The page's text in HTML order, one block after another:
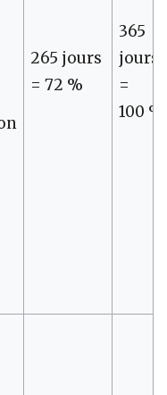
265 jours
= 72 %
365
jours
=
100 %